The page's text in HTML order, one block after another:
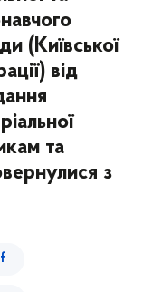
(Київської
від
та
з